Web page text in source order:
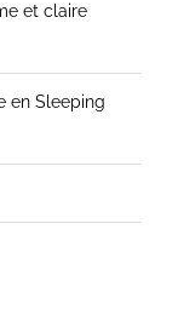
et claire
en Sleeping